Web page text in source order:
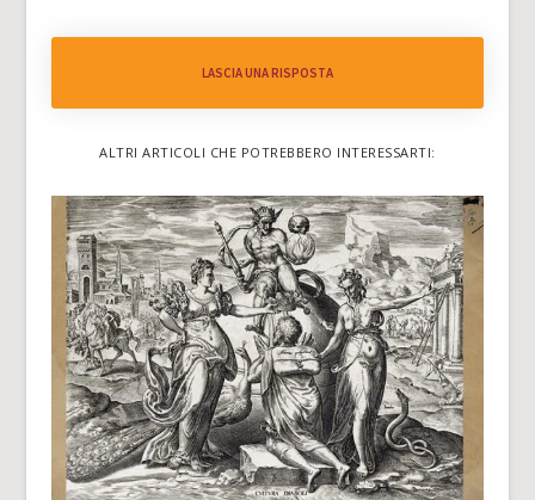
LASCIA UNA RISPOSTA
ALTRI ARTICOLI CHE POTREBBERO INTERESSARTI: